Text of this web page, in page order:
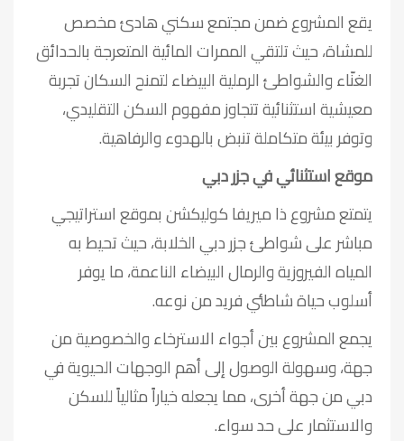
يقع المشروع ضمن مجتمع سكني هادئ مخصص
للمشاة، حيث تلتقي الممرات المائية المتعرجة بالحدائق
الغنّاء والشواطئ الرملية البيضاء لتمنح السكان تجربة
معيشية استثنائية تتجاوز مفهوم السكن التقليدي،
وتوفر بيئة متكاملة تنبض بالهدوء والرفاهية.
موقع استثنائي في جزر دبي
يتمتع مشروع ذا ميريفا كوليكشن بموقع استراتيجي
مباشر على شواطئ جزر دبي الخلابة، حيث تحيط به
المياه الفيروزية والرمال البيضاء الناعمة، ما يوفر
أسلوب حياة شاطئي فريد من نوعه.
يجمع المشروع بين أجواء الاسترخاء والخصوصية من
جهة، وسهولة الوصول إلى أهم الوجهات الحيوية في
دبي من جهة أخرى، مما يجعله خياراً مثالياً للسكن
والاستثمار على حد سواء.